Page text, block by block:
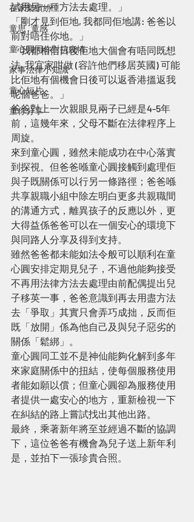
在家樂繽紛
童思 · 童感
童心圓同你對抗疫情
家事法律小知識
童心短片
童你分享
試用另一種方法去處理。」
「剛才見到佢地, 我都同佢地講: 爸爸以
前對唔住你地。」
「我都相信日後佢地大個會有唔同既想
法, 我宜家咁做 (容許他們移居英國) 可能
比佢地有個機會日後可以返香港搵返我
呢個爸爸。」
爸爸對上一次親眼見兩子已經是4-5年
前，這幾年來，父母不斷在法律程序上
周旋。
來到童心圓，雖然未能成功在中心落實
到探視。但爸爸喺童心圓接觸到處理佢
與子既關係可以行另一條路徑；爸爸喺
共享親職小組中除左明白更多共親職間
的溝通方式，離異孩子的反應以外，更
大得益係爸爸可以在一個安心的環境下
與同路人分享及得到支持。
雖然爸爸都未能如法令般可以順利在童
心圓安排定期見兒子，不過他能夠接受
不再用法律方法去處理由前配偶提出兒
子移英一事，爸爸意識到再去用盡方法
去「爭取」其實只會弄巧成拙，反而佢
既「放開」係為他自己及與兒子惡劣的
關係「鬆綁」。
童心圓同工並不是神仙能夠化解到多年
來家庭關係中的扭結，使每個服務使用
者能如願以償；但童心圓卻為服務使用
者提供一處安心的地方，重新檢視一下
在糾結的路上嘗試找出其他出路。
最終，乘著新年將至並經過不斷的協調
下，這位爸爸有機會為兒子送上新年利
是，並拍下一張珍貴合照。